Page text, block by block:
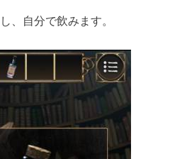
、自分で飲みます。